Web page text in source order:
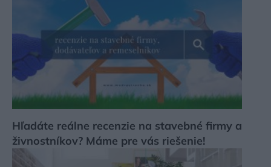
Hľadáte reálne recenzie na stavebné firmy a
živnostníkov? Máme pre vás riešenie!